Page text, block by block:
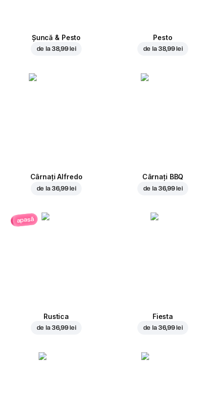
Șuncă & Pesto
de la 38,99 lei
Pesto
de la 38,99 lei
Cârnați Alfredo
de la 36,99 lei
Cârnați BBQ
de la 36,99 lei
apasă
Rustica
de la 36,99 lei
Fiesta
de la 36,99 lei